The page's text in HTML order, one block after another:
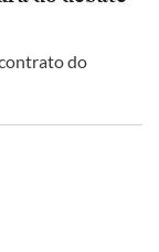
do